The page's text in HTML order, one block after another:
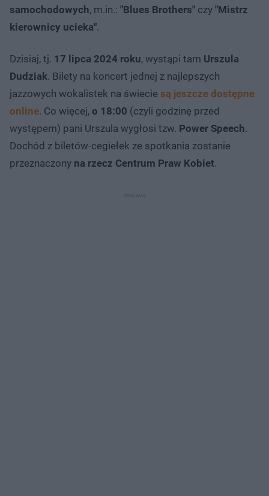
samochodowych, m.in.: "Blues Brothers" czy "Mistrz
kierownicy ucieka".
Dzisiaj, tj. 17 lipca 2024 roku, wystąpi tam Urszula
Dudziak. Bilety na koncert jednej z najlepszych
jazzowych wokalistek na świecie są jeszcze dostępne
online. Co więcej, o 18:00 (czyli godzinę przed
występem) pani Urszula wygłosi tzw. Power Speech.
Dochód z biletów-cegiełek ze spotkania zostanie
przeznaczony na rzecz Centrum Praw Kobiet.